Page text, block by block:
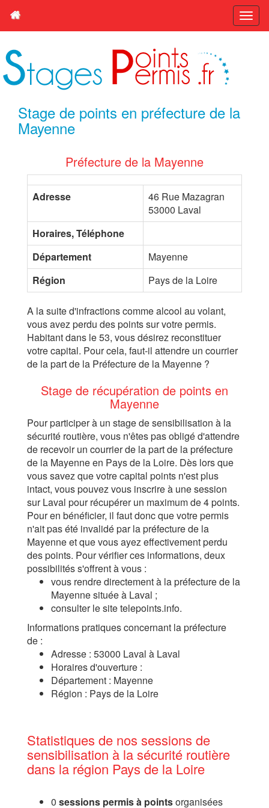
Stage de points en préfecture de la
Mayenne
Préfecture de la Mayenne
Adresse
46 Rue Mazagran
53000 Laval
Horaires, Téléphone
Département
Mayenne
Région
Pays de la Loire
A la suite d'infractions comme alcool au volant,
vous avez perdu des points sur votre permis.
Habitant dans le 53, vous désirez reconstituer
votre capital. Pour cela, faut-il attendre un courrier
de la part de la Préfecture de la Mayenne ?
Stage de récupération de points en
Mayenne
Pour participer à un stage de sensibilisation à la
sécurité routière, vous n'êtes pas obligé d'attendre
de recevoir un courrier de la part de la préfecture
de la Mayenne en Pays de la Loire. Dès lors que
vous savez que votre capital points n'est plus
intact, vous pouvez vous inscrire à une session
sur Laval pour récupérer un maximum de 4 points.
Pour en bénéficier, il faut donc que votre permis
n'ait pas été invalidé par la préfecture de la
Mayenne et que vous ayez effectivement perdu
des points. Pour vérifier ces informations, deux
possibilités s'offrent à vous :
vous rendre directement à la préfecture de la
Mayenne située à Laval ;
consulter le site telepoints.info.
Informations pratiques concernant la préfecture
de :
Adresse : 53000 Laval à Laval
Horaires d'ouverture :
Département : Mayenne
Région : Pays de la Loire
Statistiques de nos sessions de
sensibilisation à la sécurité routière
dans la région Pays de la Loire
0 sessions permis à pointsorganisées